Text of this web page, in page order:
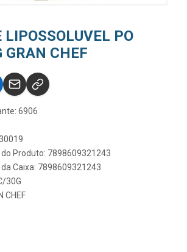
LIPOSSOLUVEL PO
GRAN CHEF
6906
Produto: 7898609321243
Caixa: 7898609321243
30G
CHEF